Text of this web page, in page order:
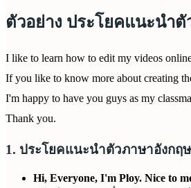
ตัวอย่าง ประโยคแนะนำ
I like to learn how to edit my videos
If you like to know more about creating
I'm happy to have you guys as my
Thank you.
1. ประโยคแนะนำตัวภาษาอังกฤ
Hi, Everyone, I'm Ploy. Nice to